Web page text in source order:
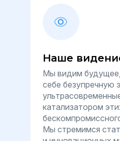
Наше
Мы видим будущее,
себе безупречную
катализатором
Мы стремимся